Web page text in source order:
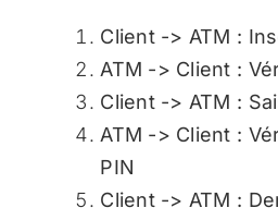
Client -> ATM :
ATM -> Client :
Client -> ATM :
ATM -> Client :
PIN
Client -> ATM :